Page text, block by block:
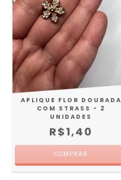
APLIQUE FLOR DOURADA
COM STRASS - 2
UNIDADES
R$1,40